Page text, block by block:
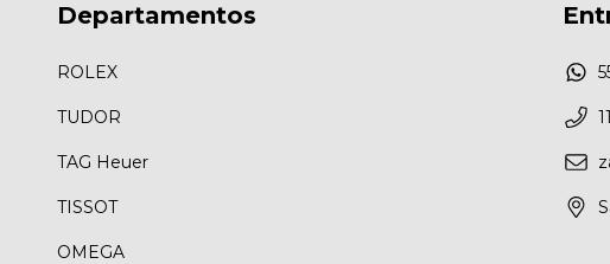
Departamentos
ROLEX
TUDOR
TAG Heuer
TISSOT
OMEGA